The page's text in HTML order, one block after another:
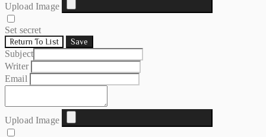
Upload Image
Set secret
Return To List Save
Subject
Writer
Email
Upload Image